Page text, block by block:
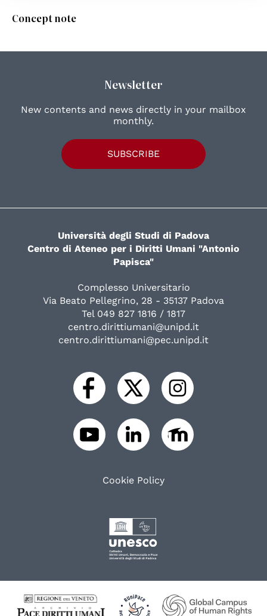
Concept note
Newsletter
New contents and news directly in your mailbox
monthly.
SUBSCRIBE
Università degli Studi di Padova
Centro di Ateneo per i Diritti Umani "Antonio
Papisca"
Complesso Universitario
Via Beato Pellegrino, 28 - 35137 Padova
Tel 049 827 1816 / 1817
centro.dirittiumani@unipd.it
centro.dirittiumani@pec.unipd.it
Cookie Policy